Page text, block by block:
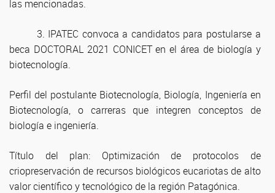
las mencionadas.
3. IPATEC convoca a candidatos para postularse a
beca DOCTORAL 2021 CONICET en el área de biología y
biotecnología.
Perfil del postulante Biotecnología, Biología, Ingeniería en
Biotecnología, o carreras que integren conceptos de
biología e ingeniería.
Título del plan: Optimización de protocolos de
criopreservación de recursos biológicos eucariotas de alto
valor científico y tecnológico de la región Patagónica.